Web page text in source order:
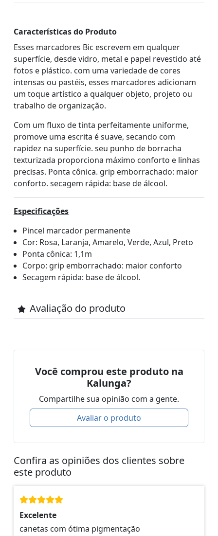
Características do Produto
Esses marcadores Bic escrevem em qualquer
superfície, desde vidro, metal e papel revestido até
fotos e plástico. com uma variedade de cores
intensas ou pastéis, esses marcadores adicionam
um toque artístico a qualquer objeto, projeto ou
trabalho de organização.
Com um fluxo de tinta perfeitamente uniforme,
promove uma escrita é suave, secando com
rapidez na superfície. seu punho de borracha
texturizada proporciona máximo conforto e linhas
precisas. Ponta cônica. grip emborrachado: maior
conforto. secagem rápida: base de álcool.
Especificações
Pincel marcador permanente
Cor: Rosa, Laranja, Amarelo, Verde, Azul, Preto
Ponta cônica: 1,1m
Corpo: grip emborrachado: maior conforto
Secagem rápida: base de álcool.
Avaliação do produto
Você comprou este produto na
Kalunga?
Compartilhe sua opinião com a gente.
Avaliar o produto
Confira as opiniões dos clientes sobre
este produto
Excelente
canetas com ótima pigmentação